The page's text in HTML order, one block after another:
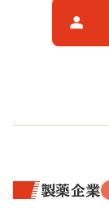
製薬企業